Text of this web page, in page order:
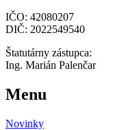
IČO: 42080207
DIČ: 2022549540
Štatutárny zástupca:
Ing. Marián Palenčar
Menu
Novinky